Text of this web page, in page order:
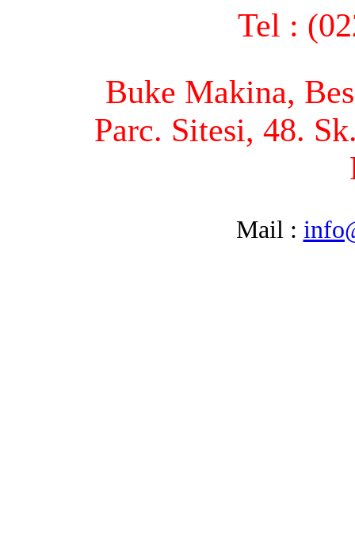
Tel :
Buke Makina,
Parc. Sitesi, 48.
Mail :